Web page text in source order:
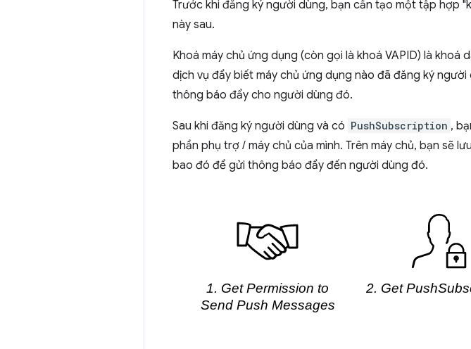
Trước khi đăng ký người dùng, bạn cần tạo một tập hợp
này sau.
Khoá máy chủ ứng dụng (còn gọi là khoá VAPID) là
dịch vụ đẩy biết máy chủ ứng dụng nào đã đăng ký
thông báo đẩy cho người dùng đó.
Sau khi đăng ký người dùng và có PushSubscription ,
phần phụ trợ / máy chủ của mình. Trên máy chủ, bạn sẽ
bao đó để gửi thông báo đẩy đến người dùng đó.